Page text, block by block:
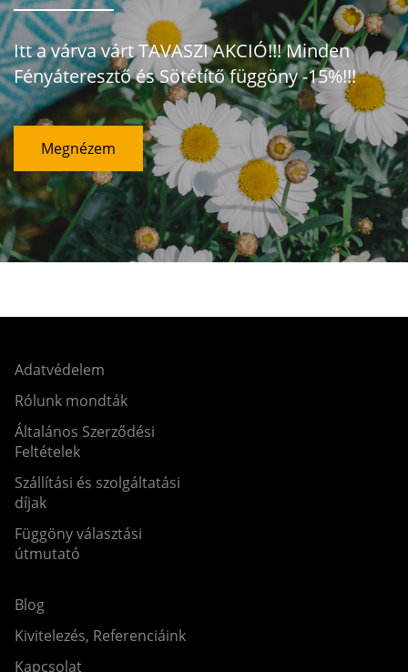
Itt a várva várt TAVASZI AKCIÓ!!! Minden
Fényáteresztő és Sötétítő függöny -15%!!!
Megnézem
Adatvédelem
Rólunk mondták
Általános Szerződési
Feltételek
Szállítási és szolgáltatási
díjak
Függöny választási
útmutató
Blog
Kivitelezés, Referenciáink
Kapcsolat